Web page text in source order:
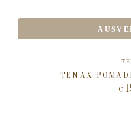
TENAX
€